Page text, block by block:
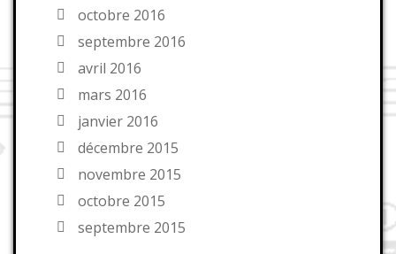
octobre 2016
septembre 2016
avril 2016
mars 2016
janvier 2016
décembre 2015
novembre 2015
octobre 2015
septembre 2015